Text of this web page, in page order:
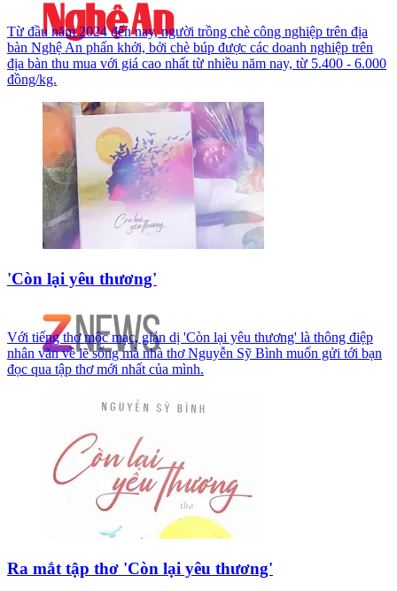
Từ đầu năm 2024 đến nay, người trồng chè công nghiệp trên địa
bàn Nghệ An phấn khởi, bởi chè búp được các doanh nghiệp trên
địa bàn thu mua với giá cao nhất từ nhiều năm nay, từ 5.400 - 6.000
đồng/kg.
'Còn lại yêu thương'
Với tiếng thơ mộc mạc, giản dị 'Còn lại yêu thương' là thông điệp
nhân văn về lẽ sống mà nhà thơ Nguyễn Sỹ Bình muốn gửi tới bạn
đọc qua tập thơ mới nhất của mình.
Ra mắt tập thơ 'Còn lại yêu thương'